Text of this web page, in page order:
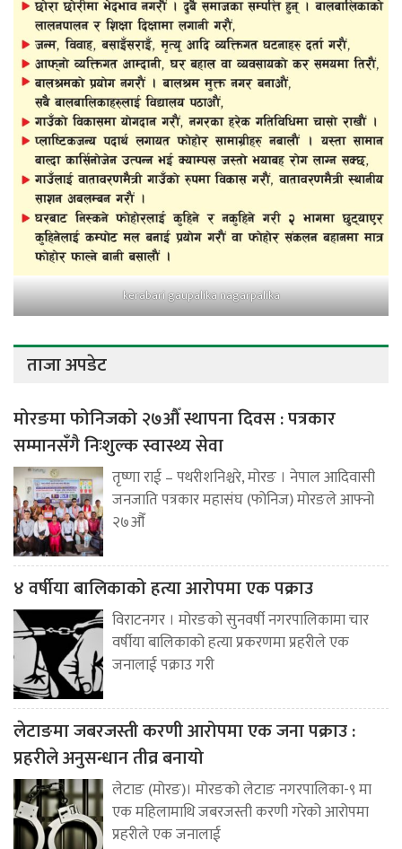
kerabari gaupalika nagarpalika
ताजा अपडेट
मोरङमा फोनिजको २७औँ स्थापना दिवस : पत्रकार
सम्मानसँगै निःशुल्क स्वास्थ्य सेवा
तृष्णा राई – पथरीशनिश्चरे, मोरङ । नेपाल आदिवासी
जनजाति पत्रकार महासंघ (फोनिज) मोरङले आफ्नो
२७औँ
४ वर्षीया बालिकाको हत्या आरोपमा एक पक्राउ
विराटनगर । मोरङको सुनवर्षी नगरपालिकामा चार
वर्षीया बालिकाको हत्या प्रकरणमा प्रहरीले एक
जनालाई पक्राउ गरी
लेटाङमा जबरजस्ती करणी आरोपमा एक जना पक्राउ :
प्रहरीले अनुसन्धान तीव्र बनायो
लेटाङ (मोरङ)। मोरङको लेटाङ नगरपालिका-९ मा
एक महिलामाथि जबरजस्ती करणी गरेको आरोपमा
प्रहरीले एक जनालाई